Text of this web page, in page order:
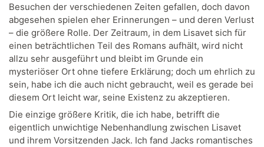
Besuchen der verschiedenen Zeiten gefallen, doch davon
abgesehen spielen eher Erinnerungen – und deren Verlust
– die größere Rolle. Der Zeitraum, in dem Lisavet sich für
einen beträchtlichen Teil des Romans aufhält, wird nicht
allzu sehr ausgeführt und bleibt im Grunde ein
mysteriöser Ort ohne tiefere Erklärung; doch um ehrlich zu
sein, habe ich die auch nicht gebraucht, weil es gerade bei
diesem Ort leicht war, seine Existenz zu akzeptieren.
Die einzige größere Kritik, die ich habe, betrifft die
eigentlich unwichtige Nebenhandlung zwischen Lisavet
und ihrem Vorsitzenden Jack. Ich fand Jacks romantisches